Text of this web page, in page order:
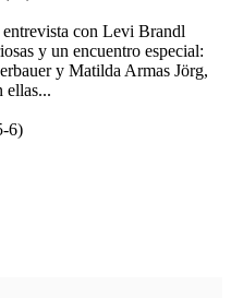
con Levi Brandl
y un encuentro especial:
y Matilda Armas Jörg,
ellas...
6)